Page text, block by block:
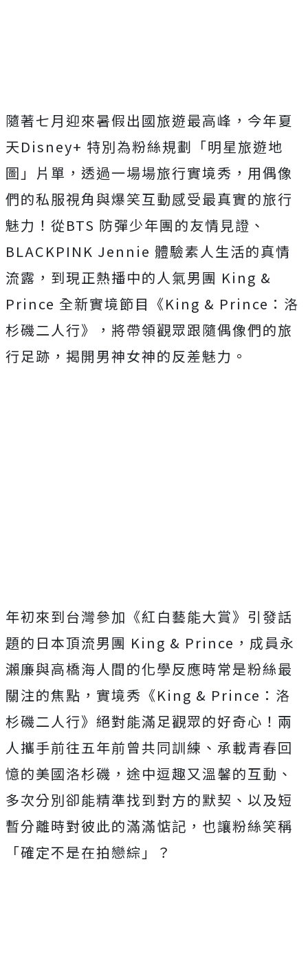
隨著七月迎來暑假出國旅遊最高峰，今年夏
天Disney+ 特別為粉絲規劃「明星旅遊地
圖」片單，透過一場場旅行實境秀， 用偶像
們的私服視角與爆笑互動感受最真實的旅行
魅力！從BTS 防彈少年團的友情見證、
BLACKPINK Jennie 體驗素人生活的真情
流露，到現正熱播中的人氣男團 King &
Prince 全新實境節目《King & Prince ：洛
杉磯二人行》， 將帶領觀眾跟隨偶像們的旅
行足跡，揭開男神女神的反差魅力。
年初來到台灣參加《紅白藝能大賞》引發話
題的日本頂流男團 King & Prince ， 成員永
瀨廉與高橋海人間的化學反應時常是粉絲最
關注的焦點，實境秀《King & Prince ：洛
杉磯二人行》絕對能滿足觀眾的好奇心！ 兩
人攜手前往五年前曾共同訓練、承載青春回
憶的美國洛杉磯， 途中逗趣又溫馨的互動、
多次分別卻能精準找到對方的默契、 以及短
暫分離時對彼此的滿滿惦記，也讓粉絲笑稱
「確定不是在拍戀綜」？